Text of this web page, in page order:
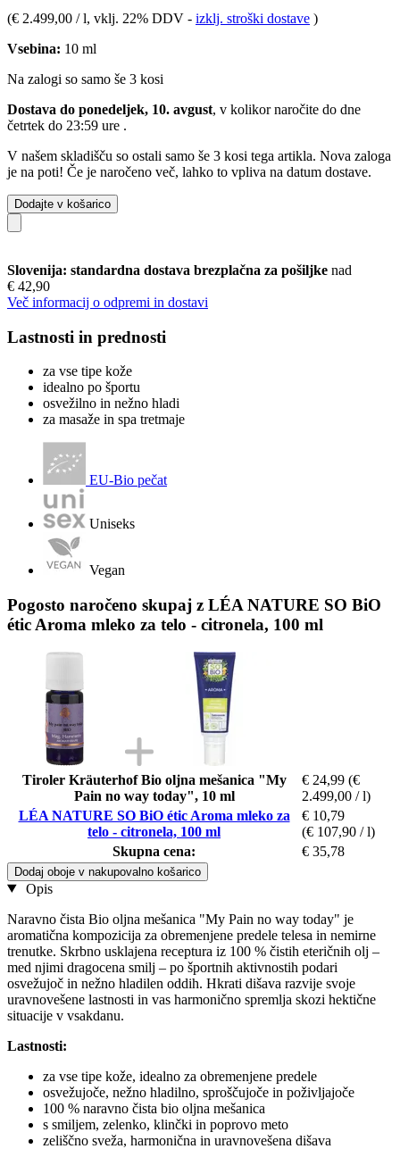
(€ 2.499,00 / l, vklj. 22% DDV - izklj. stroški dostave )
Vsebina: 10 ml
Na zalogi so samo še 3 kosi
Dostava do ponedeljek, 10. avgust, v kolikor naročite do dne
četrtek do 23:59 ure .
V našem skladišču so ostali samo še 3 kosi tega artikla. Nova zaloga
je na poti! Če je naročeno več, lahko to vpliva na datum dostave.
Dodajte v košarico
Slovenija: standardna dostava brezplačna za pošiljke nad
€ 42,90
Več informacij o odpremi in dostavi
Lastnosti in prednosti
za vse tipe kože
idealno po športu
osvežilno in nežno hladi
za masaže in spa tretmaje
EU-Bio pečat
Uniseks
Vegan
Pogosto naročeno skupaj z LÉA NATURE SO BiO
étic Aroma mleko za telo - citronela, 100 ml
Tiroler Kräuterhof Bio oljna mešanica "My
Pain no way today", 10 ml
€ 24,99 (€
2.499,00 / l)
LÉA NATURE SO BiO étic Aroma mleko za
telo - citronela, 100 ml
€ 10,79
(€ 107,90 / l)
Skupna cena:
€ 35,78
Dodaj oboje v nakupovalno košarico
Opis
Naravno čista Bio oljna mešanica "My Pain no way today" je
aromatična kompozicija za obremenjene predele telesa in nemirne
trenutke. Skrbno usklajena receptura iz 100 % čistih eteričnih olj –
med njimi dragocena smilj – po športnih aktivnostih podari
osvežujoč in nežno hladilen oddih. Hkrati dišava razvije svoje
uravnovešene lastnosti in vas harmonično spremlja skozi hektične
situacije v vsakdanu.
Lastnosti:
za vse tipe kože, idealno za obremenjene predele
osvežujoče, nežno hladilno, sproščujoče in poživljajoče
100 % naravno čista bio oljna mešanica
s smiljem, zelenko, klinčki in poprovo meto
zeliščno sveža, harmonična in uravnovešena dišava